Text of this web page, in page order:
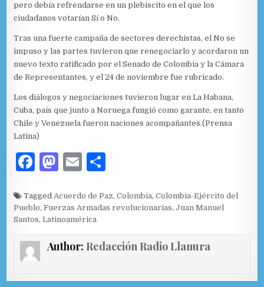
pero debía refrendarse en un plebiscito en el que los
ciudadanos votarían Sí o No.
Tras una fuerte campaña de sectores derechistas, el No se
impuso y las partes tuvieron que renegociarlo y acordaron un
nuevo texto ratificado por el Senado de Colombia y la Cámara
de Representantes, y el 24 de noviembre fue rubricado.
Los diálogos y negociaciones tuvieron lugar en La Habana,
Cuba, país que junto a Noruega fungió como garante, en tanto
Chile y Venezuela fueron naciones acompañantes.(Prensa
Latina)
F
c
e
b
o
o
M
to
d
o
n
E
ai
l
m
ar
ti
r
TaggedAcuerdo de Paz,Colombia,Colombia-Ejército del
Pueblo,Fuerzas Armadas revolucionarias,Juan Manuel
Santos,Latinoamérica
Author: Redacción Radio Llanura